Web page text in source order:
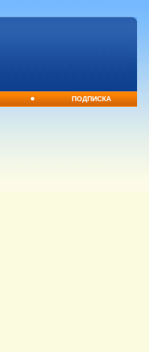
• ПОДПИСКА